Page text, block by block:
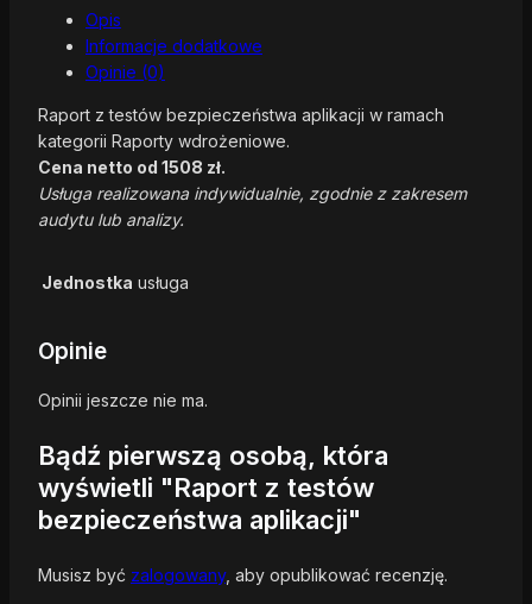
Opis
Informacje dodatkowe
Opinie (0)
Raport z testów bezpieczeństwa aplikacji w ramach
kategorii Raporty wdrożeniowe.
Cena netto od 1508 zł.
Usługa realizowana indywidualnie, zgodnie z zakresem
audytu lub analizy.
Jednostka usługa
Opinie
Opinii jeszcze nie ma.
Bądź pierwszą osobą, która
wyświetli "Raport z testów
bezpieczeństwa aplikacji"
Musisz być zalogowany, aby opublikować recenzję.